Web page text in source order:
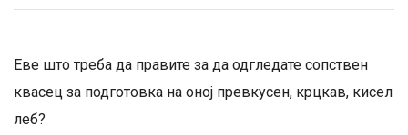
Еве што треба да правите за да одгледате сопствен
квасец за подготовка на оној превкусен, крцкав, кисел
леб?